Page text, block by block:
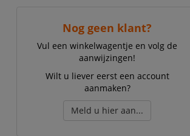
Nog geen klant?
Vul een winkelwagentje en volg de
aanwijzingen!
Wilt u liever eerst een account
aanmaken?
Meld u hier aan...